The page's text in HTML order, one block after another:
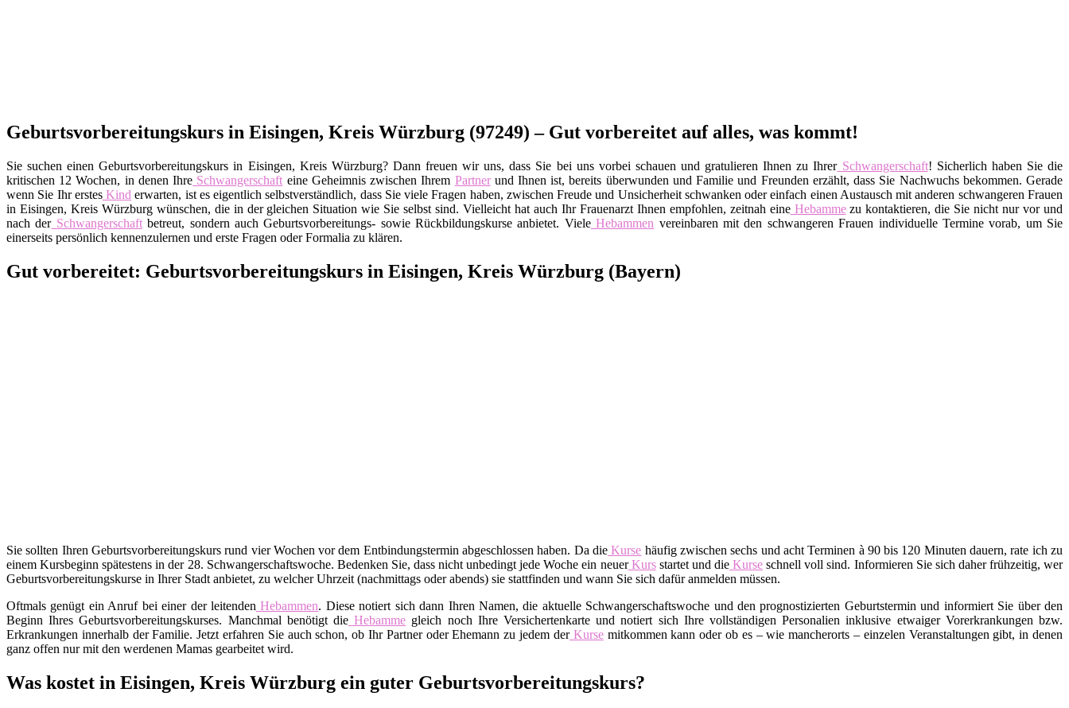
Geburtsvorbereitungskurs in Eisingen, Kreis Würzburg (97249) – Gut vorbereitet auf alles, was kommt!
Sie suchen einen Geburtsvorbereitungskurs in Eisingen, Kreis Würzburg? Dann freuen wir uns, dass Sie bei uns vorbei schauen und gratulieren Ihnen zu IhrerSchwangerschaft! Sicherlich haben Sie die
kritischen 12 Wochen, in denen Ihre Schwangerschaft eine Geheimnis zwischen Ihrem Partnerund Ihnen ist, bereits überwunden und Familie und Freunden erzählt, dass Sie Nachwuchs bekommen. Gerade
wenn Sie Ihr erstesKind erwarten, ist es eigentlich selbstverständlich, dass Sie viele Fragen haben, zwischen Freude und Unsicherheit schwanken oder einfach einen Austausch mit anderen schwangeren Frauen
in Eisingen, Kreis Würzburg wünschen, die in der gleichen Situation wie Sie selbst sind. Vielleicht hat auch Ihr Frauenarzt Ihnen empfohlen, zeitnah eineHebammezu kontaktieren, die Sie nicht nur vor und
nach derSchwangerschaftbetreut, sondern auch Geburtsvorbereitungs- sowie Rückbildungskurse anbietet. VieleHebammen vereinbaren mit den schwangeren Frauen individuelle Termine vorab, um Sie
einerseits persönlich kennenzulernen und erste Fragen oder Formalia zu klären.
Gut vorbereitet: Geburtsvorbereitungskurs in Eisingen, Kreis Würzburg (Bayern)
Sie sollten Ihren Geburtsvorbereitungskurs rund vier Wochen vor dem Entbindungstermin abgeschlossen haben. Da die Kurse häufig zwischen sechs und acht Terminen à 90 bis 120 Minuten dauern, rate ich zu
einem Kursbeginn spätestens in der 28. Schwangerschaftswoche. Bedenken Sie, dass nicht unbedingt jede Woche ein neuerKursstartet und dieKurse schnell voll sind. Informieren Sie sich daher frühzeitig, wer
Geburtsvorbereitungskurse in Ihrer Stadt anbietet, zu welcher Uhrzeit (nachmittags oder abends) sie stattfinden und wann Sie sich dafür anmelden müssen.
Oftmals genügt ein Anruf bei einer der leitenden Hebammen. Diese notiert sich dann Ihren Namen, die aktuelle Schwangerschaftswoche und den prognostizierten Geburtstermin und informiert Sie über den
Beginn Ihres Geburtsvorbereitungskurses. Manchmal benötigt die Hebamme gleich noch Ihre Versichertenkarte und notiert sich Ihre vollständigen Personalien inklusive etwaiger Vorerkrankungen bzw.
Erkrankungen innerhalb der Familie. Jetzt erfahren Sie auch schon, ob Ihr Partner oder Ehemann zu jedem derKursemitkommen kann oder ob es – wie mancherorts – einzelen Veranstaltungen gibt, in denen
ganz offen nur mit den werdenen Mamas gearbeitet wird.
Was kostet in Eisingen, Kreis Würzburg ein guter Geburtsvorbereitungskurs?